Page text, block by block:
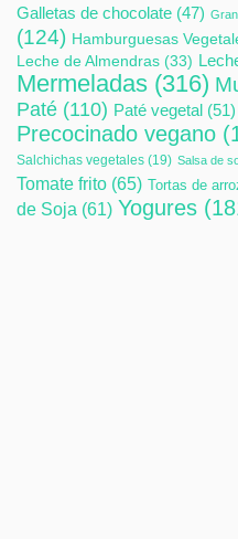
Galletas de chocolate (47)
(124) Hamburguesas
Leche de Almendras (33)
Mermeladas (316)
Paté (110) Paté vegetal (51)
Precocinado vegano
Salchichas vegetales (19) Salsa de
Tomate frito (65) Tortas de
de Soja (61) Yogures